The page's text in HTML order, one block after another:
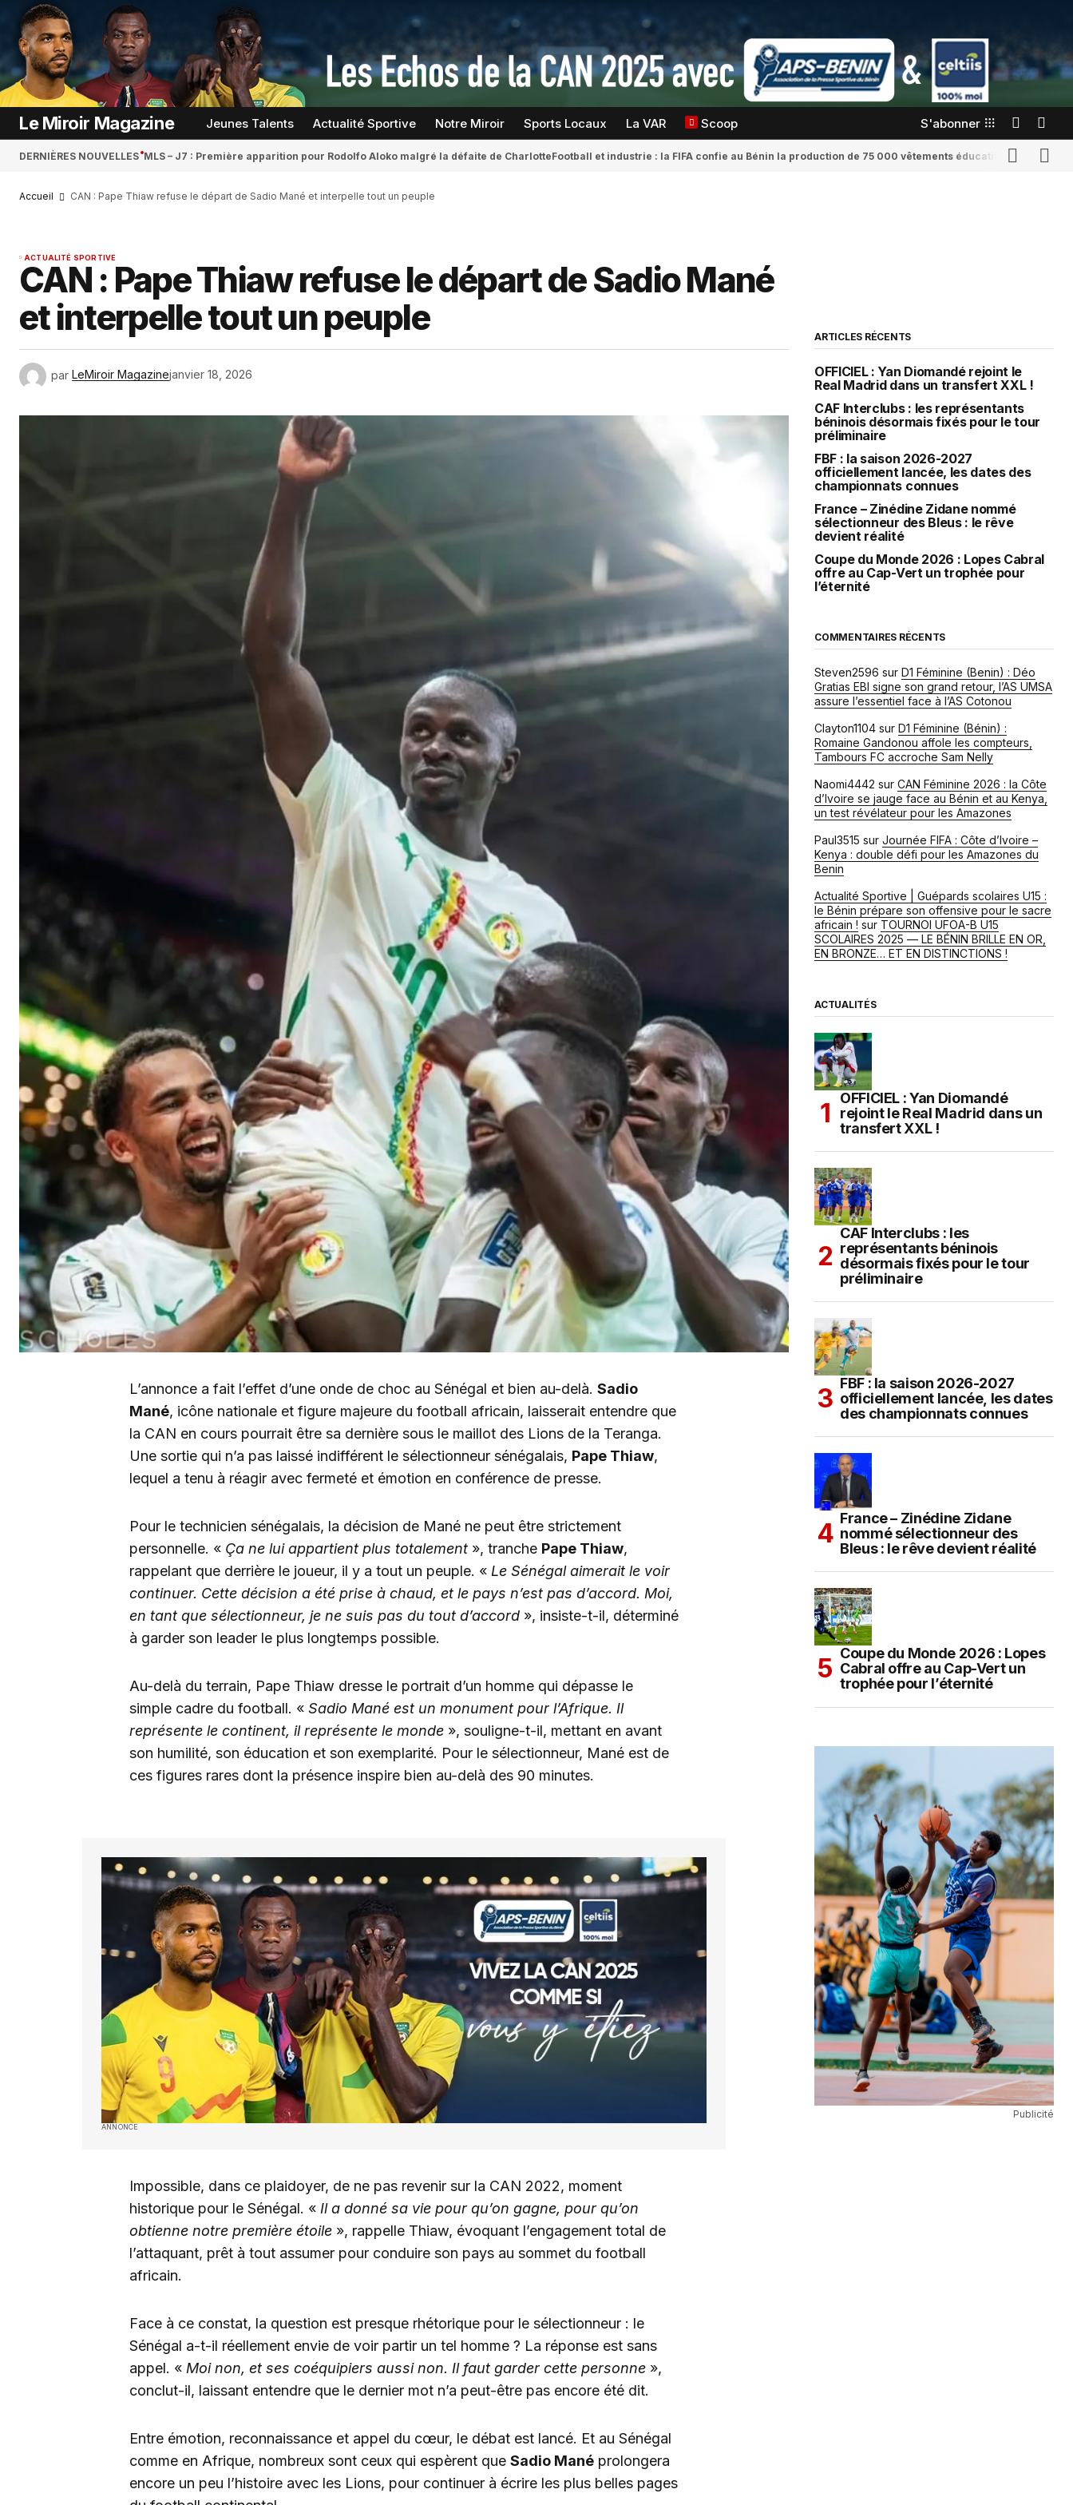
Le Miroir Magazine Jeunes Talents Actualité Sportive Notre Miroir Sports Locaux La VAR Scoop S'abonner
DERNIÈRES NOUVELLES MLS – J7 : Première apparition pour Rodolfo Aloko malgré la défaite de CharlotteFootball et industrie : la FIFA confie au Bénin la production de 75 000 vêtements éducatifs
Accueil CAN : Pape Thiaw refuse le départ de Sadio Mané et interpelle tout un peuple
ACTUALITÉ SPORTIVE
CAN : Pape Thiaw refuse le départ de Sadio Mané
et interpelle tout un peuple
par LeMiroir Magazinejanvier 18, 2026
L’annonce a fait l’effet d’une onde de choc au Sénégal et bien au-delà. Sadio
Mané, icône nationale et figure majeure du football africain, laisserait entendre que
la CAN en cours pourrait être sa dernière sous le maillot des Lions de la Teranga.
Une sortie qui n’a pas laissé indifférent le sélectionneur sénégalais, Pape Thiaw,
lequel a tenu à réagir avec fermeté et émotion en conférence de presse.
Pour le technicien sénégalais, la décision de Mané ne peut être strictement
personnelle. « Ça ne lui appartient plus totalement », tranche Pape Thiaw,
rappelant que derrière le joueur, il y a tout un peuple. « Le Sénégal aimerait le voir
continuer. Cette décision a été prise à chaud, et le pays n’est pas d’accord. Moi,
en tant que sélectionneur, je ne suis pas du tout d’accord », insiste-t-il, déterminé
à garder son leader le plus longtemps possible.
Au-delà du terrain, Pape Thiaw dresse le portrait d’un homme qui dépasse le
simple cadre du football. « Sadio Mané est un monument pour l’Afrique. Il
représente le continent, il représente le monde », souligne-t-il, mettant en avant
son humilité, son éducation et son exemplarité. Pour le sélectionneur, Mané est de
ces figures rares dont la présence inspire bien au-delà des 90 minutes.
ANNONCE
Impossible, dans ce plaidoyer, de ne pas revenir sur la CAN 2022, moment
historique pour le Sénégal. « Il a donné sa vie pour qu’on gagne, pour qu’on
obtienne notre première étoile », rappelle Thiaw, évoquant l’engagement total de
l’attaquant, prêt à tout assumer pour conduire son pays au sommet du football
africain.
Face à ce constat, la question est presque rhétorique pour le sélectionneur : le
Sénégal a-t-il réellement envie de voir partir un tel homme ? La réponse est sans
appel. « Moi non, et ses coéquipiers aussi non. Il faut garder cette personne »,
conclut-il, laissant entendre que le dernier mot n’a peut-être pas encore été dit.
Entre émotion, reconnaissance et appel du cœur, le débat est lancé. Et au Sénégal
comme en Afrique, nombreux sont ceux qui espèrent que Sadio Mané prolongera
encore un peu l’histoire avec les Lions, pour continuer à écrire les plus belles pages
ARTICLES RÉCENTS
OFFICIEL : Yan Diomandé rejoint le
Real Madrid dans un transfert XXL !
CAF Interclubs : les représentants
béninois désormais fixés pour le tour
préliminaire
FBF : la saison 2026-2027
officiellement lancée, les dates des
championnats connues
France – Zinédine Zidane nommé
sélectionneur des Bleus : le rêve
devient réalité
Coupe du Monde 2026 : Lopes Cabral
offre au Cap-Vert un trophée pour
l’éternité
COMMENTAIRES RÉCENTS
Steven2596 sur D1 Féminine (Benin) : Déo
Gratias EBI signe son grand retour, l’AS UMSA
assure l’essentiel face à l’AS Cotonou
Clayton1104 sur D1 Féminine (Bénin) :
Romaine Gandonou affole les compteurs,
Tambours FC accroche Sam Nelly
Naomi4442 sur CAN Féminine 2026 : la Côte
d’Ivoire se jauge face au Bénin et au Kenya,
un test révélateur pour les Amazones
Paul3515 sur Journée FIFA : Côte d’Ivoire –
Kenya : double défi pour les Amazones du
Benin
Actualité Sportive | Guépards scolaires U15 :
le Bénin prépare son offensive pour le sacre
africain ! sur TOURNOI UFOA-B U15
SCOLAIRES 2025 — LE BÉNIN BRILLE EN OR,
EN BRONZE… ET EN DISTINCTIONS !
ACTUALITÉS
OFFICIEL : Yan Diomandé
rejoint le Real Madrid dans un
transfert XXL !
CAF Interclubs : les
représentants béninois
désormais fixés pour le tour
préliminaire
FBF : la saison 2026-2027
officiellement lancée, les dates
des championnats connues
France – Zinédine Zidane
nommé sélectionneur des
Bleus : le rêve devient réalité
Coupe du Monde 2026 : Lopes
Cabral offre au Cap-Vert un
trophée pour l’éternité
Publicité